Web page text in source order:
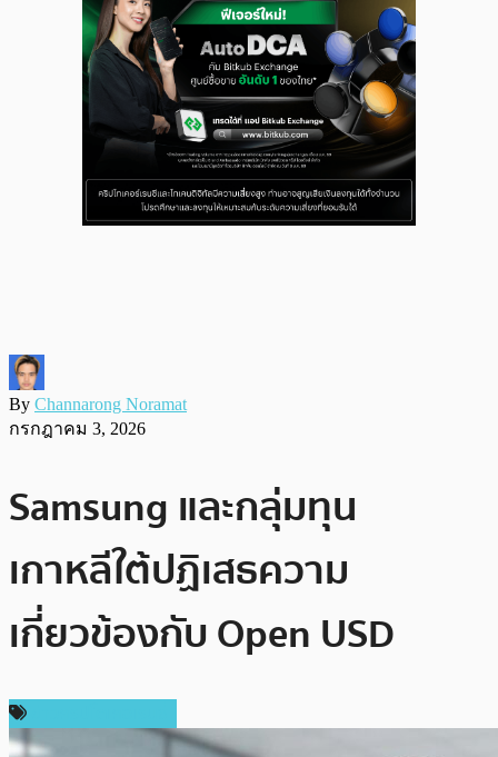
By Channarong Noramat
กรกฎาคม 3, 2026
Samsung และกลุ่มทุน
เกาหลีใต้ปฏิเสธความ
เกี่ยวข้องกับ Open USD